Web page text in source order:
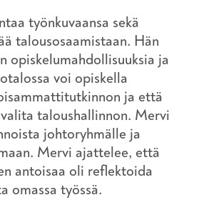
työnkuvaansa sekä
talousosaamistaan. Hän
opiskelumahdollisuuksia ja
voi opiskella
ja että
taloushallinnon. Mervi
johtoryhmälle ja
Mervi ajattelee, että
antoisaa oli reflektoida
omassa työssä.